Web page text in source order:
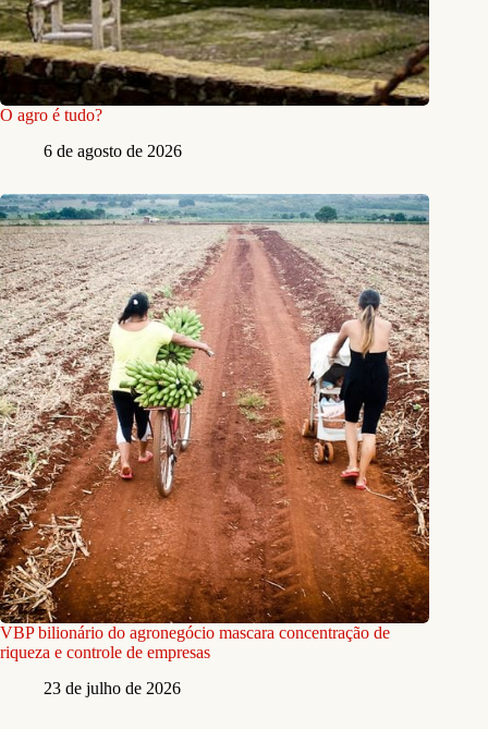
O agro é tudo?
6 de agosto de 2026
VBP bilionário do agronegócio mascara concentração de
riqueza e controle de empresas
23 de julho de 2026